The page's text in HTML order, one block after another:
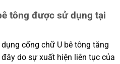
tông được sử dụng tại
cống chữ U bê tông tăng
do sự xuất hiện liên tục của